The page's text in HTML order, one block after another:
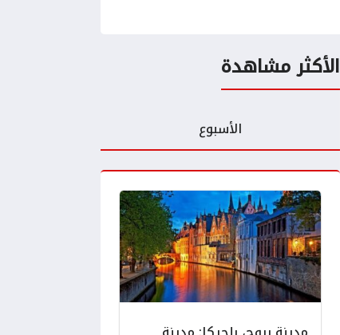
الأكثر مشاهدة
الأسبوع